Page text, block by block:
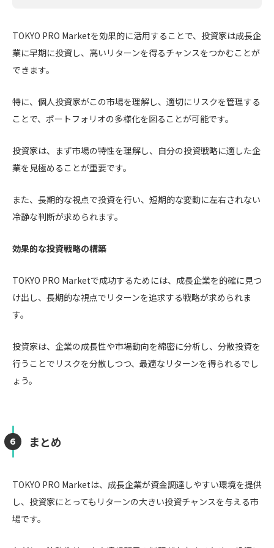
TOKYO PRO Marketを効果的に活用することで、投資家は成長企
業に早期に投資し、高いリターンを得るチャンスをつかむことが
できます。
特に、個人投資家がこの市場を理解し、適切にリスクを管理する
ことで、ポートフォリオの多様化を図ることが可能です。
投資家は、まず市場の特性を理解し、自分の投資戦略に適した企
業を見極めることが重要です。
また、長期的な視点で投資を行い、短期的な変動に左右されない
冷静な判断が求められます。
効果的な投資戦略の構築
TOKYO PRO Marketで成功するためには、成長企業を的確に見つ
け出し、長期的な視点でリターンを追求する戦略が求められま
す。
投資家は、企業の成長性や市場動向を綿密に分析し、分散投資を
行うことでリスクを分散しつつ、最適なリターンを得られるでし
ょう。
まとめ
TOKYO PRO Marketは、成長企業が資金調達しやすい環境を提供
し、投資家にとってもリターンの大きい投資チャンスを与える市
場です。